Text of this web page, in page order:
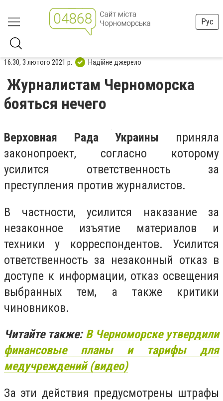
Рус
16:30, 3 лютого 2021 р. Надійне джерело
Журналистам Черноморска
бояться нечего
Верховная Рада Украины приняла
законопроект, согласно которому
усилится ответственность за
преступления против журналистов.
В частности, усилится наказание за
незаконное изъятие материалов и
техники у корреспондентов. Усилится
ответственность за незаконный отказ в
доступе к информации, отказ освещения
выбранных тем, а также критики
чиновников.
Читайте также:В Черноморске утвердили
финансовые планы и тарифы для
медучреждений (видео)
За эти действия предусмотрены штрафы